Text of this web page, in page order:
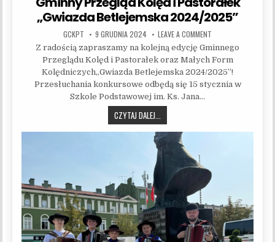
„Gwiazda Betlejemska 2024/2025”
AUTHOR:
GCKPT PUBLISHED DATE:
9 GRUDNIA 2024 LEAVE A COMMENT
Z radością zapraszamy na kolejną edycję Gminnego
Przeglądu Kolęd i Pastorałek oraz Małych Form
Kolędniczych„Gwiazda Betlejemska 2024/2025”!
Przesłuchania konkursowe odbędą się 15 stycznia w
Szkole Podstawowej im. Ks. Jana…
CZYTAJ DALEJ...